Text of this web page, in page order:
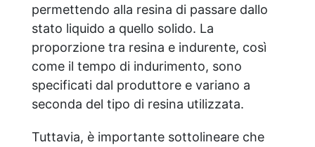
permettendo alla resina di passare dallo
stato liquido a quello solido. La
proporzione tra resina e indurente, così
come il tempo di indurimento, sono
specificati dal produttore e variano a
seconda del tipo di resina utilizzata.
Tuttavia, è importante sottolineare che